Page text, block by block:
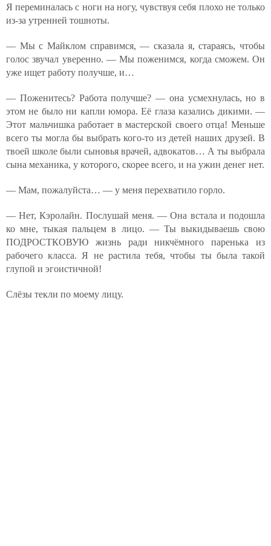
Я переминалась с ноги на ногу, чувствуя себя плохо не только
из-за утренней тошноты.
— Мы с Майклом справимся, — сказала я, стараясь, чтобы
голос звучал уверенно. — Мы поженимся, когда сможем. Он
уже ищет работу получше, и…
— Поженитесь? Работа получше? — она усмехнулась, но в
этом не было ни капли юмора. Её глаза казались дикими. —
Этот мальчишка работает в мастерской своего отца! Меньше
всего ты могла бы выбрать кого-то из детей наших друзей. В
твоей школе были сыновья врачей, адвокатов… А ты выбрала
сына механика, у которого, скорее всего, и на ужин денег нет.
— Мам, пожалуйста… — у меня перехватило горло.
— Нет, Кэролайн. Послушай меня. — Она встала и подошла
ко мне, тыкая пальцем в лицо. — Ты выкидываешь свою
ПОДРОСТКОВУЮ жизнь ради никчёмного паренька из
рабочего класса. Я не растила тебя, чтобы ты была такой
глупой и эгоистичной!
Слёзы текли по моему лицу.